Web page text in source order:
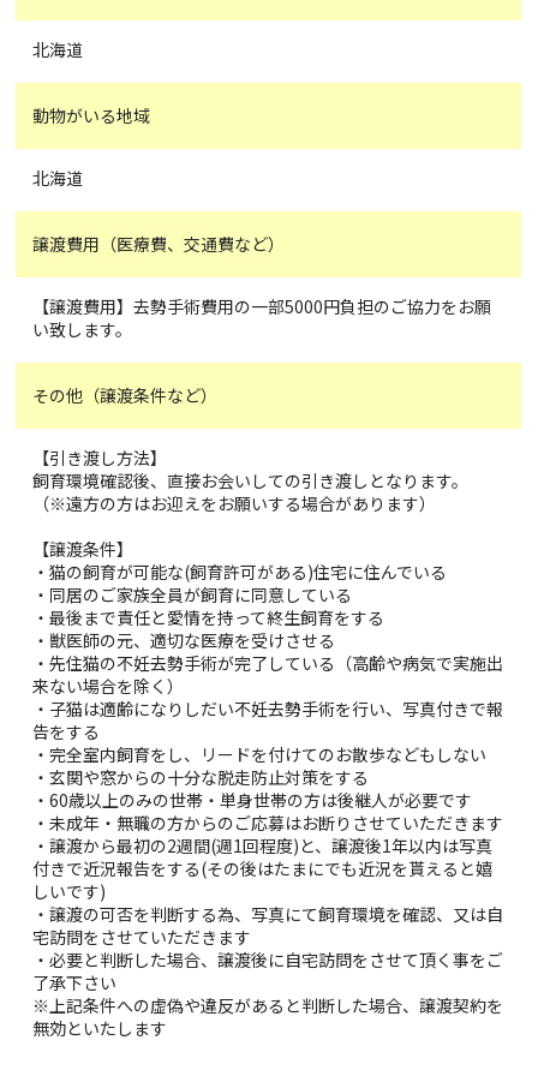
北海道
動物がいる地域
北海道
譲渡費用（医療費、交通費など）
【譲渡費用】去勢手術費用の一部5000円負担のご協力をお願
い致します。
その他（譲渡条件など）
【引き渡し方法】
飼育環境確認後、直接お会いしての引き渡しとなります。
（※遠方の方はお迎えをお願いする場合があります）
【譲渡条件】
・猫の飼育が可能な(飼育許可がある)住宅に住んでいる
・同居のご家族全員が飼育に同意している
・最後まで責任と愛情を持って終生飼育をする
・獣医師の元、適切な医療を受けさせる
・先住猫の不妊去勢手術が完了している（高齢や病気で実施出
来ない場合を除く）
・子猫は適齢になりしだい不妊去勢手術を行い、写真付きで報
告をする
・完全室内飼育をし、リードを付けてのお散歩などもしない
・玄関や窓からの十分な脱走防止対策をする
・60歳以上のみの世帯・単身世帯の方は後継人が必要です
・未成年・無職の方からのご応募はお断りさせていただきます
・譲渡から最初の2週間(週1回程度)と、譲渡後1年以内は写真
付きで近況報告をする(その後はたまにでも近況を貰えると嬉
しいです)
・譲渡の可否を判断する為、写真にて飼育環境を確認、又は自
宅訪問をさせていただきます
・必要と判断した場合、譲渡後に自宅訪問をさせて頂く事をご
了承下さい
※上記条件への虚偽や違反があると判断した場合、譲渡契約を
無効といたします